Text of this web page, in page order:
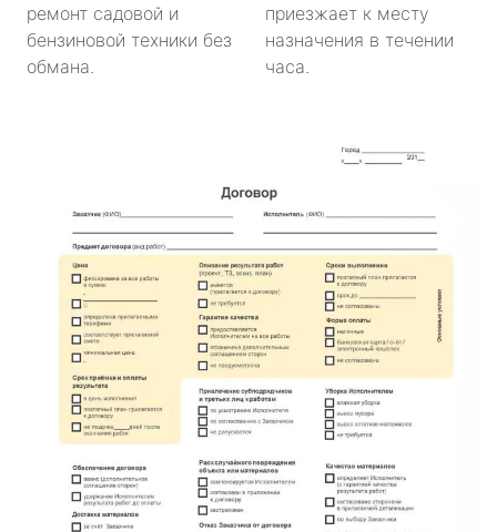
ремонт садовой и
бензиновой техники без
обмана.
приезжает к месту
назначения в течении
часа.